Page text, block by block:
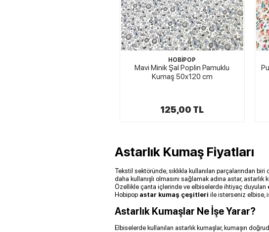
HOBİPOP
Mavi Minik Şal Poplin Pamuklu
Kumaş 50x120 cm
125,00 TL
Astarlık Kumaş Fiyatları
Tekstil sektöründe, sıklıkla kullanılan parçalarından
daha kullanışlı olmasını sağlamak adına astar,
Özellikle çanta içlerinde ve elbiselerde ihtiyaç duyulan
Hobipop astar kumaş çeşitleri ile isterseniz elbise,
Astarlık Kumaşlar Ne İşe Yarar?
Elbiselerde kullanılan astarlık kumaşlar, kumaşın